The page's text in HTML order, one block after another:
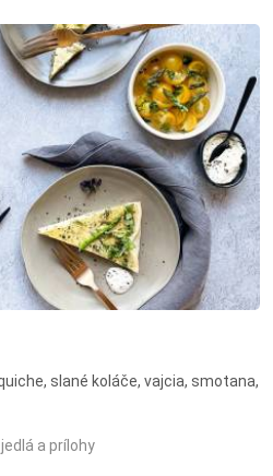
slané koláče, vajcia, smotana,
a prílohy